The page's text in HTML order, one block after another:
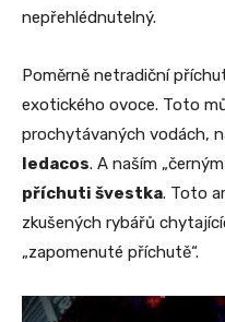
nepřehlédnutelný.
Poměrně netradiční
exotického ovoce. Toto
prochytávaných vodách,
ledacos. A naším
příchuti švestka. Toto
zkušených rybářů
„zapomenuté příchutě“.